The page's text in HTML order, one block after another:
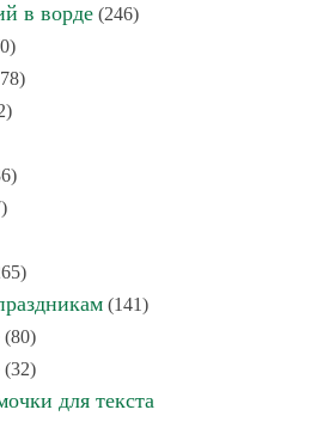
в ворде(246)
(141)
(80)
(32)
для текста